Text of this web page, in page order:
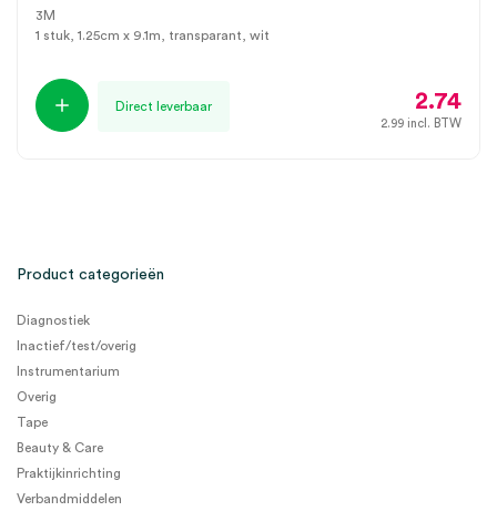
3M
1 stuk, 1.25cm x 9.1m, transparant, wit
Direct leverbaar 2.74
2.99 incl. BTW
Product categorieën
Diagnostiek
Inactief/test/overig
Instrumentarium
Overig
Tape
Beauty & Care
Praktijkinrichting
Verbandmiddelen